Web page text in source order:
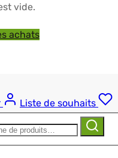
vide.
achats
Liste de souhaits
Recherche